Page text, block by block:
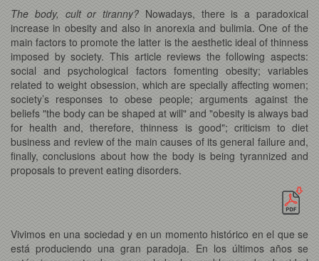
The body, cult or tiranny? Nowadays, there is a paradoxical
increase in obesity and also in anorexia and bulimia. One of the
main factors to promote the latter is the aesthetic ideal of thinness
imposed by society. This article reviews the following aspects:
social and psychological factors fomenting obesity; variables
related to weight obsession, which are specially affecting women;
society’s responses to obese people; arguments against the
beliefs "the body can be shaped at will" and "obesity is always bad
for health and, therefore, thinness is good"; criticism to diet
business and review of the main causes of its general failure and,
finally, conclusions about how the body is being tyrannized and
proposals to prevent eating disorders.
Vivimos en una sociedad y en un momento histórico en el que se
está produciendo una gran paradoja. En los últimos años se